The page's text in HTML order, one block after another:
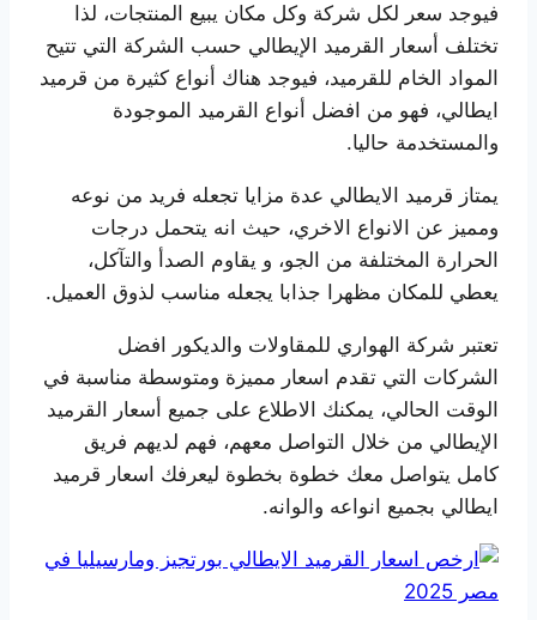
فيوجد سعر لكل شركة وكل مكان يبيع المنتجات، لذا
تختلف أسعار القرميد الإيطالي حسب الشركة التي تتيح
المواد الخام للقرميد، فيوجد هناك أنواع كثيرة من قرميد
ايطالي، فهو من افضل أنواع القرميد الموجودة
والمستخدمة حاليا.
يمتاز قرميد الايطالي عدة مزايا تجعله فريد من نوعه
ومميز عن الانواع الاخري، حيث انه يتحمل درجات
الحرارة المختلفة من الجو، و يقاوم الصدأ والتآكل،
يعطي للمكان مظهرا جذابا يجعله مناسب لذوق العميل.
تعتبر شركة الهواري للمقاولات والديكور افضل
الشركات التي تقدم اسعار مميزة ومتوسطة مناسبة في
الوقت الحالي، يمكنك الاطلاع على جميع أسعار القرميد
الإيطالي من خلال التواصل معهم، فهم لديهم فريق
كامل يتواصل معك خطوة بخطوة ليعرفك اسعار قرميد
ايطالي بجميع انواعه والوانه.